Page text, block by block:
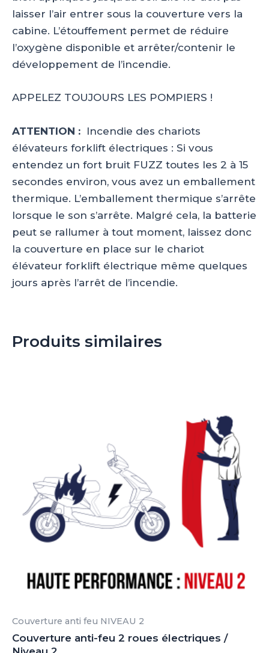
laisser l’air entrer sous la couverture vers la
cabine. L’étouffement permet de réduire
l’oxygène disponible et arrêter/contenir le
développement de l’incendie.
APPELEZ TOUJOURS LES POMPIERS !
ATTENTION : Incendie des chariots
élévateurs forklift électriques : Si vous
entendez un fort bruit FUZZ toutes les 2 à 15
secondes environ, vous avez un emballement
thermique. L’emballement thermique s’arrête
lorsque le son s’arrête. Malgré cela, la batterie
peut se rallumer à tout moment, laissez donc
la couverture en place sur le chariot
élévateur forklift électrique même quelques
jours après l’arrêt de l’incendie.
Produits similaires
Couverture anti feu NIVEAU 2
Couverture anti-feu 2 roues électriques /